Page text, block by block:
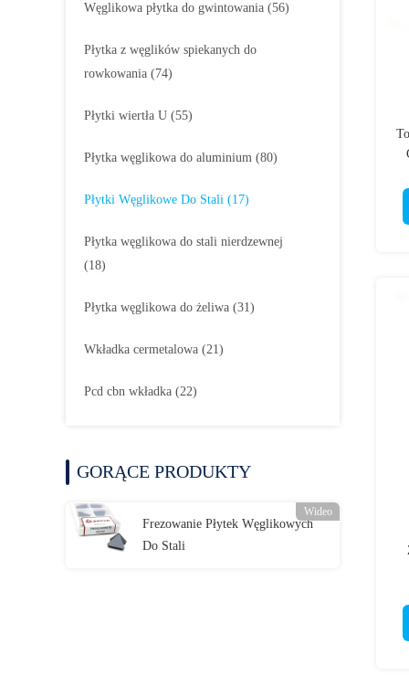
Węglikowa płytka do gwintowania (56)
Płytka z węglików spiekanych do
rowkowania (74)
Płytki wiertła U (55)
Płytka węglikowa do aluminium (80)
Płytki Węglikowe Do Stali (17)
Płytka węglikowa do stali nierdzewnej
(18)
Płytka węglikowa do żeliwa (31)
Wkładka cermetalowa (21)
Pcd cbn wkładka (22)
GORĄCE PRODUKTY
Wideo
Frezowanie Płytek Węglikowych
Do Stali